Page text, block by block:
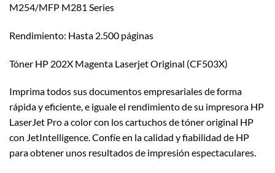
M254/MFP M281 Series
Rendimiento: Hasta 2.500 páginas
Tóner HP 202X Magenta Laserjet Original (CF503X)
Imprima todos sus documentos empresariales de forma
rápida y eficiente, e iguale el rendimiento de su impresora HP
LaserJet Pro a color con los cartuchos de tóner original HP
con JetIntelligence. Confíe en la calidad y fiabilidad de HP
para obtener unos resultados de impresión espectaculares.